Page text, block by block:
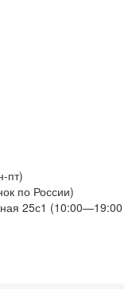
пт)
по России)
25с1 (10:00—19:00